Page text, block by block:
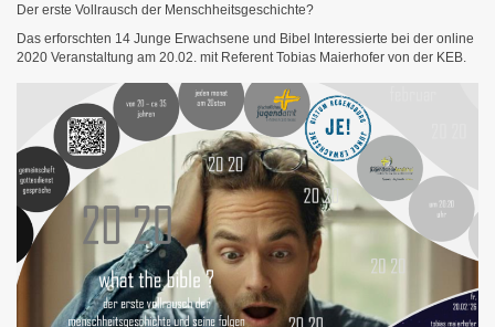
Der erste Vollrausch der Menschheitsgeschichte?
Das erforschten 14 Junge Erwachsene und Bibel Interessierte bei der online
2020 Veranstaltung am 20.02. mit Referent Tobias Maierhofer von der KEB.